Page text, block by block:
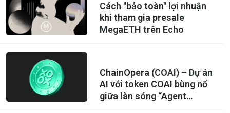
Cách "bảo toàn" lợi nhuận
khi tham gia presale
MegaETH trên Echo
ChainOpera (COAI) – Dự án
AI với token COAI bùng nổ
giữa làn sóng “Agent